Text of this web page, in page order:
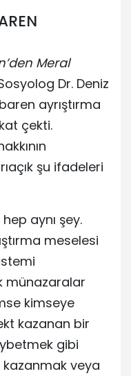
Meral
Dr. Deniz
ayrıştırma
çekti.
şu ifadeleri
aynı şey.
meselesi
münazaralar
kimseye
kazanan bir
gibi
veya